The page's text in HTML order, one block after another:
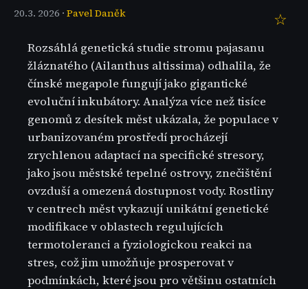
20.3. 2026 · Pavel Daněk ☆
Rozsáhlá genetická studie stromu pajasanu
žláznatého (Ailanthus altissima) odhalila, že
čínské megapole fungují jako gigantické
evoluční inkubátory. Analýza více než tisíce
genomů z desítek měst ukázala, že populace v
urbanizovaném prostředí procházejí
zrychlenou adaptací na specifické stresory,
jako jsou městské tepelné ostrovy, znečištění
ovzduší a omezená dostupnost vody. Rostliny
v centrech měst vykazují unikátní genetické
modifikace v oblastech regulujících
termotoleranci a fyziologickou reakci na
stres, což jim umožňuje prosperovat v
podmínkách, které jsou pro většinu ostatních